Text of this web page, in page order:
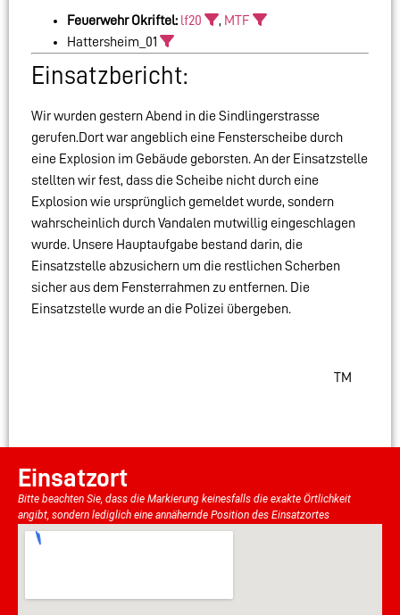
Feuerwehr Okriftel: lf20 , MTF
Hattersheim_01
Einsatzbericht:
Wir wurden gestern Abend in die Sindlingerstrasse
gerufen.Dort war angeblich eine Fensterscheibe durch
eine Explosion im Gebäude geborsten. An der Einsatzstelle
stellten wir fest, dass die Scheibe nicht durch eine
Explosion wie ursprünglich gemeldet wurde, sondern
wahrscheinlich durch Vandalen mutwillig eingeschlagen
wurde. Unsere Hauptaufgabe bestand darin, die
Einsatzstelle abzusichern um die restlichen Scherben
sicher aus dem Fensterrahmen zu entfernen. Die
Einsatzstelle wurde an die Polizei übergeben.
TM
Einsatzort
Bitte beachten Sie, dass die Markierung keinesfalls die exakte Örtlichkeit
angibt, sondern lediglich eine annähernde Position des Einsatzortes